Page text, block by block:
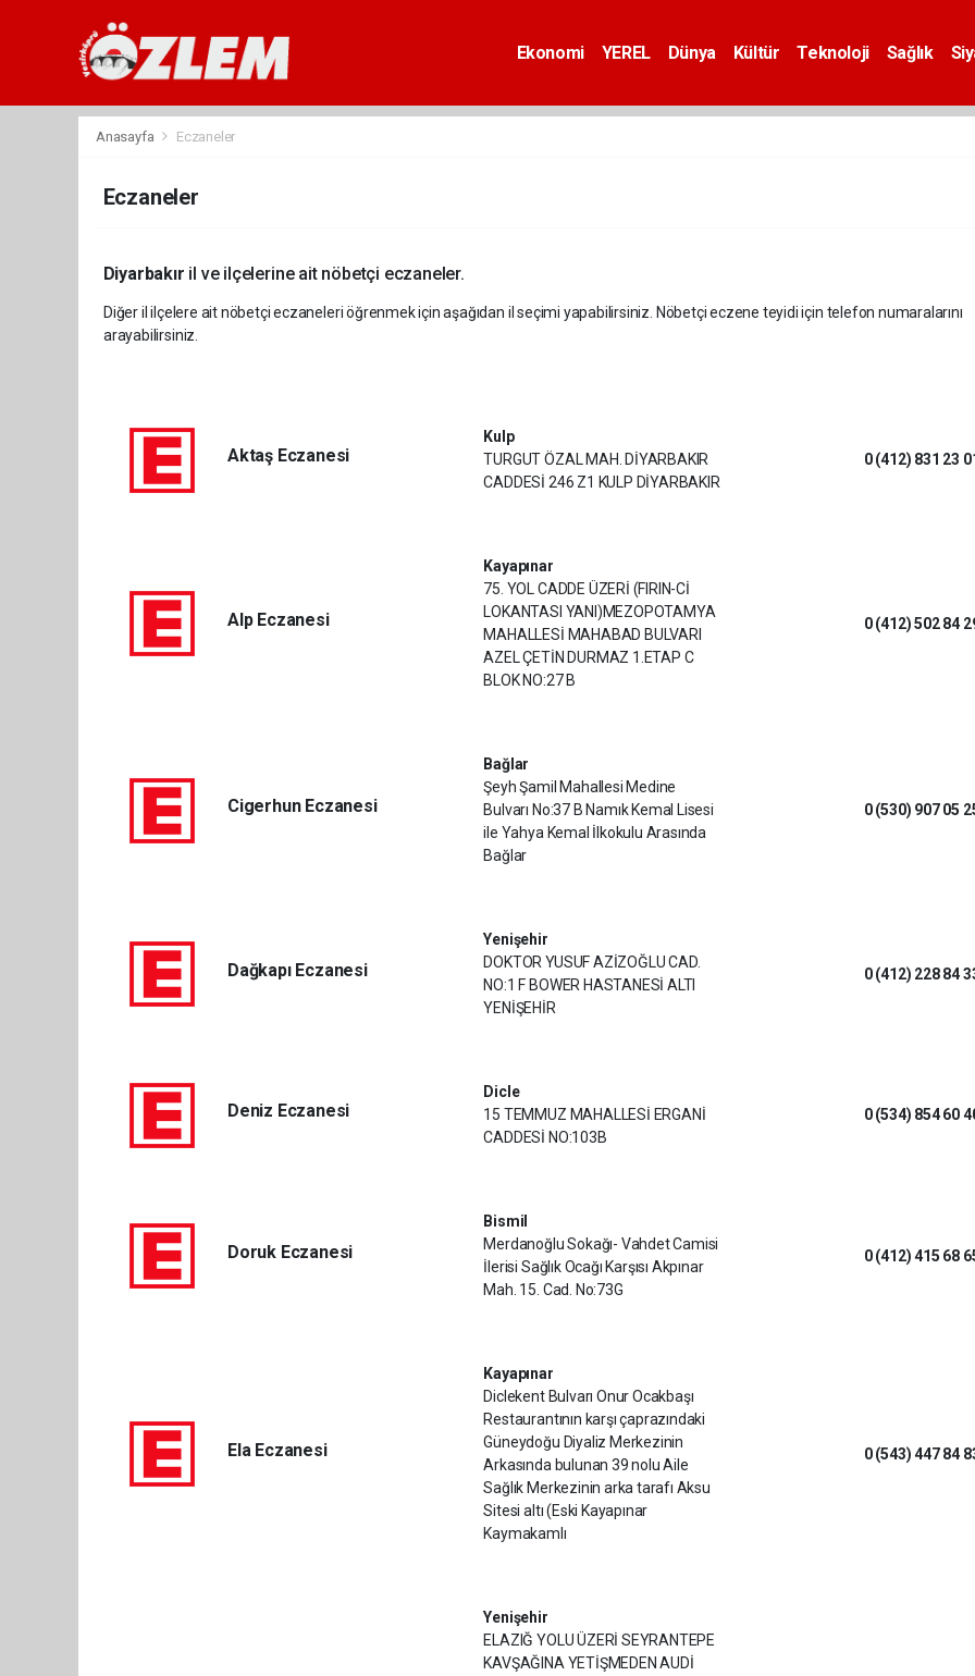
Ekonomi YEREL Dünya Kültür Teknoloji Sağlık
Anasayfa Eczaneler
Eczaneler
Diyarbakır il ve ilçelerine ait nöbetçi eczaneler.
Diğer il ilçelere ait nöbetçi eczaneleri öğrenmek için aşağıdan il seçimi yapabilirsiniz. Nöbetçi eczene teyidi için telefon numaralarını
arayabilirsiniz.
Aktaş Eczanesi
Kulp
TURGUT ÖZAL MAH. DİYARBAKIR
CADDESİ 246 Z1 KULP DİYARBAKIR
0 (412) 831 23
Alp Eczanesi
Kayapınar
75. YOL CADDE ÜZERİ (FIRIN-Cİ
LOKANTASI YANI)MEZOPOTAMYA
MAHALLESİ MAHABAD BULVARI
AZEL ÇETİN DURMAZ 1.ETAP C
BLOK NO:27 B
0 (412) 502 84
Cigerhun Eczanesi
Bağlar
Şeyh Şamil Mahallesi Medine
Bulvarı No:37 B Namık Kemal Lisesi
ile Yahya Kemal İlkokulu Arasında
Bağlar
0 (530) 907 05
Dağkapı Eczanesi
Yenişehir
DOKTOR YUSUF AZİZOĞLU CAD.
NO:1 F BOWER HASTANESİ ALTI
YENİŞEHİR
0 (412) 228 84
Deniz Eczanesi
Dicle
15 TEMMUZ MAHALLESİ ERGANİ
CADDESİ NO:103B
0 (534) 854 60
Doruk Eczanesi
Bismil
Merdanoğlu Sokağı- Vahdet Camisi
İlerisi Sağlık Ocağı Karşısı Akpınar
Mah. 15. Cad. No:73G
0 (412) 415 68
Ela Eczanesi
Kayapınar
Diclekent Bulvarı Onur Ocakbaşı
Restaurantının karşı çaprazındaki
Güneydoğu Diyaliz Merkezinin
Arkasında bulunan 39 nolu Aile
Sağlık Merkezinin arka tarafı Aksu
Sitesi altı (Eski Kayapınar
Kaymakamlı
0 (543) 447 84
Yenişehir
ELAZIĞ YOLU ÜZERİ SEYRANTEPE
KAVŞAĞINA YETİŞMEDEN AUDİ